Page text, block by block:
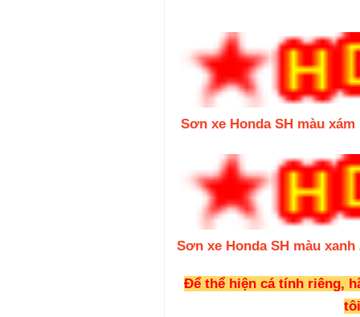
Sơn xe Honda SH màu
Sơn xe Honda SH màu xanh
Để thể hiện cá tính riêng,